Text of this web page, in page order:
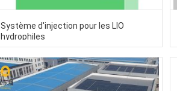
Système d'injection pour les LIO
hydrophiles